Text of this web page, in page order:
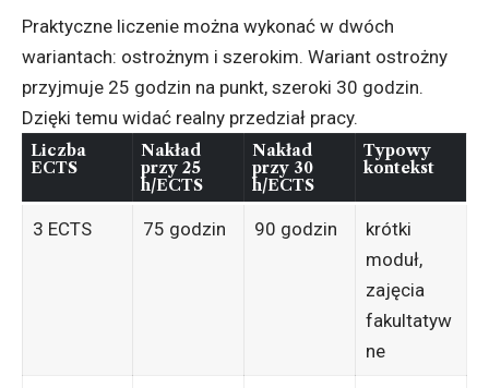
Praktyczne liczenie można wykonać w dwóch
wariantach: ostrożnym i szerokim. Wariant ostrożny
przyjmuje 25 godzin na punkt, szeroki 30 godzin.
Dzięki temu widać realny przedział pracy.
Liczba
ECTS
Nakład
przy 25
h/ECTS
Nakład
przy 30
h/ECTS
Typowy
kontekst
3 ECTS 75 godzin 90 godzin
krótki
moduł,
zajęcia
fakultatyw
ne